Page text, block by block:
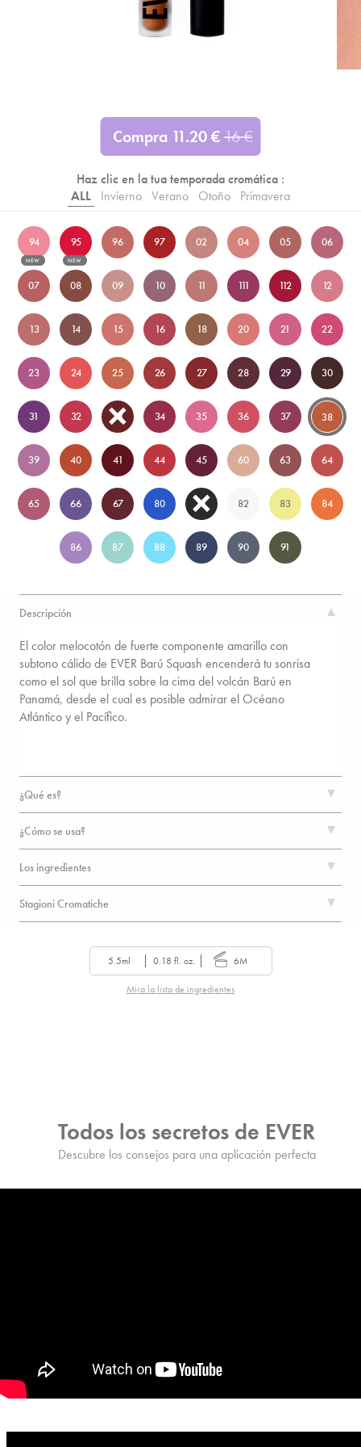
Compra 11.20 €16€
Haz clic en la tua temporada cromática :
ALL
Invierno Verano Otoño Primavera
94
NEW
95
NEW
96 97 02 04 05 06
07 08 09 10 11 111 112 12
13 14 15 16 18 20 21 22
23 24 25 26 27 28 29 30
31 32 33 34 35 36 37 38
39 40 41 44 45 60 63 64
65 66 67 80 81 82 83 84
86 87 88 89 90 91
Descripción
El color melocotón de fuerte componente amarillo con
subtono cálido de EVER Barú Squash encenderá tu sonrisa
como el sol que brilla sobre la cima del volcán Barú en
Panamá, desde el cual es posible admirar el Océano
Atlántico y el Pacífico.
¿Qué es?
¿Cómo se usa?
Los ingredientes
Stagioni Cromatiche
5.5ml 0.18 fl. oz. 6M
Mira la lista de ingredientes
Todos los secretos de EVER
Descubre los consejos para una aplicación perfecta